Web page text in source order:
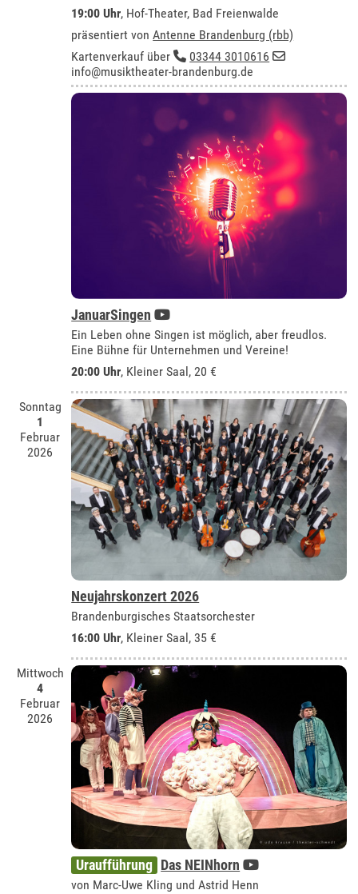
19:00 Uhr, Hof-Theater, Bad Freienwalde
präsentiert vonAntenne Brandenburg (rbb)
Kartenverkauf über
03344 3010616
info@musiktheater-brandenburg.de
JanuarSingen
Ein Leben ohne Singen ist möglich, aber freudlos.
Eine Bühne für Unternehmen und Vereine!
20:00 Uhr, Kleiner Saal , 20 €
Sonntag
1
Februar
2026
Neujahrskonzert 2026
Brandenburgisches Staatsorchester
16:00 Uhr, Kleiner Saal , 35 €
Mittwoch
4
Februar
2026
Uraufführung Das NEINhorn
von Marc-Uwe Kling und Astrid Henn